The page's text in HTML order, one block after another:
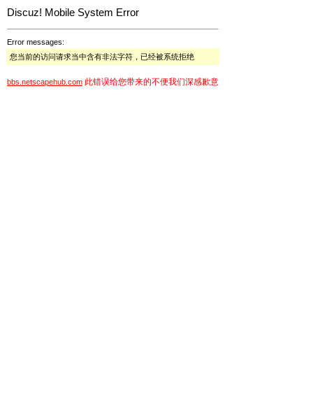
Discuz! Mobile System Error
Error messages:
您当前的访问请求当中含有非法字符，已经被系统拒绝
bbs.netscapehub.com 此错误给您带来的不便我们深感歉意